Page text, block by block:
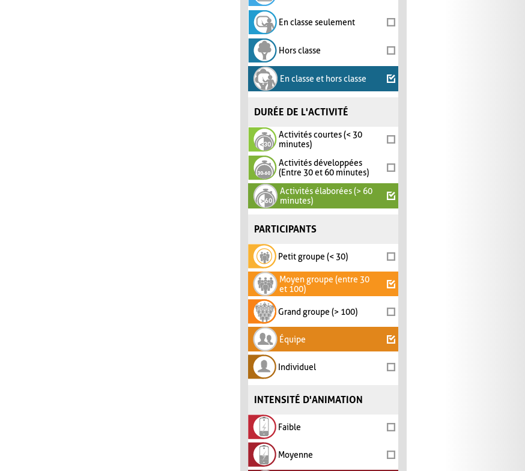
En classe seulement
Hors classe
En classe et hors classe
DURÉE DE L'ACTIVITÉ
Activités courtes (< 30
minutes)
Activités développées
(Entre 30 et 60 minutes)
Activités élaborées (> 60
minutes)
PARTICIPANTS
Petit groupe (< 30)
Moyen groupe (entre 30
et 100)
Grand groupe (> 100)
Équipe
Individuel
INTENSITÉ D'ANIMATION
Faible
Moyenne